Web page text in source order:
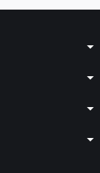
arrow_drop_down
arrow_drop_down
arrow_drop_down
arrow_drop_down